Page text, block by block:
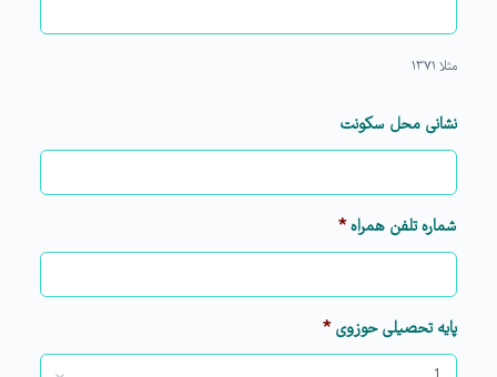
مثلا ۱۳۷۱
نشانی محل سکونت
شماره تلفن همراه*
پایه تحصیلی حوزوی *